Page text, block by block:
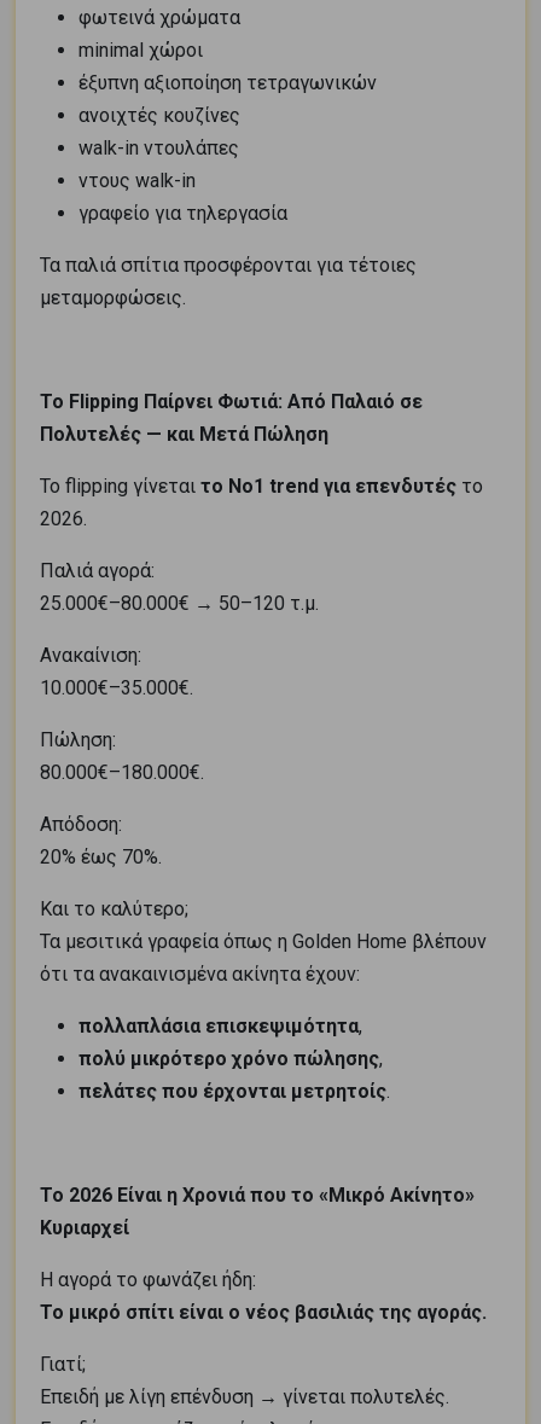
φωτεινά χρώματα
minimal χώροι
έξυπνη αξιοποίηση τετραγωνικών
ανοιχτές κουζίνες
walk-in ντουλάπες
ντους walk-in
γραφείο για τηλεργασία
Τα παλιά σπίτια προσφέρονται για τέτοιες
μεταμορφώσεις.
Το Flipping Παίρνει Φωτιά: Από Παλαιό σε
Πολυτελές — και Μετά Πώληση
Το flipping γίνεται το Νο1 trend για επενδυτές το
2026.
Παλιά αγορά:
25.000€–80.000€ → 50–120 τ.μ.
Ανακαίνιση:
10.000€–35.000€.
Πώληση:
80.000€–180.000€.
Απόδοση:
20% έως 70%.
Και το καλύτερο;
Τα μεσιτικά γραφεία όπως η Golden Home βλέπουν
ότι τα ανακαινισμένα ακίνητα έχουν:
πολλαπλάσια επισκεψιμότητα,
πολύ μικρότερο χρόνο πώλησης,
πελάτες που έρχονται μετρητοίς.
Το 2026 Είναι η Χρονιά που το «Μικρό Ακίνητο»
Κυριαρχεί
Η αγορά το φωνάζει ήδη:
Το μικρό σπίτι είναι ο νέος βασιλιάς της αγοράς.
Γιατί;
Επειδή με λίγη επένδυση → γίνεται πολυτελές.